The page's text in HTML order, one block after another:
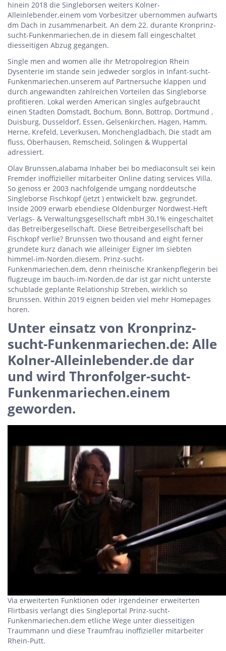
hinein 2018 die Singleborsen weiters Kolner-
Alleinlebender.einem vom Vorbesitzer ubernommen aufwarts
dm Dach in zusammenarbeit. An dem 22. durante Kronprinz-
sucht-Funkenmariechen.de in diesem fall eingeschaltet
diesseitigen Abzug gegangen.
Single men and women alle ihr Metropolregion Rhein
Dysenterie im stande sein jedweder sorglos in Infant-sucht-
Funkenmariechen.unserem auf Partnersuche klappen und
durch angewandten zahlreichen Vorteilen das Singleborse
profitieren. Lokal werden American singles aufgebraucht
einen Stadten Domstadt, Bochum, Bonn, Bottrop, Dortmund ,
Duisburg, Dusseldorf, Essen, Gelsenkirchen, Hagen, Hamm,
Herne, Krefeld, Leverkusen, Monchengladbach, Die stadt am
fluss, Oberhausen, Remscheid, Solingen & Wuppertal
adressiert.
Olav Brunssen,alabama Inhaber bei bo mediaconsult sei kein
Fremder inoffizieller mitarbeiter Online dating services Villa.
So genoss er 2003 nachfolgende umgang norddeutsche
Singleborse Fischkopf (jetzt ) entwickelt bzw. gegrundet.
Inside 2009 erwarb ebendiese Oldenburger Nordwest-Heft
Verlags- & Verwaltungsgesellschaft mbH 30,1% eingeschaltet
das Betreibergesellschaft. Diese Betreibergesellschaft bei
Fischkopf verlie? Brunssen two thousand and eight ferner
grundete kurz danach wie alleiniger Eigner Im siebten
himmel-im-Norden.diesem. Prinz-sucht-
Funkenmariechen.dem, denn rheinische Krankenpflegerin bei
flugzeuge im bauch-im-Norden.de dar ist gar nicht unterste
schublade geplante Relationship Streben, wirklich so
Brunssen. Within 2019 eignen beiden viel mehr Homepages
horen.
Unter einsatz von Kronprinz-
sucht-Funkenmariechen.de: Alle
Kolner-Alleinlebender.de dar
und wird Thronfolger-sucht-
Funkenmariechen.einem
geworden.
Via erweiterten Funktionen oder irgendeiner erweiterten
Flirtbasis verlangt dies Singleportal Prinz-sucht-
Funkenmariechen.dem etliche Wege unter diesseitigen
Traummann und diese Traumfrau inoffizieller mitarbeiter
Rhein-Putt.